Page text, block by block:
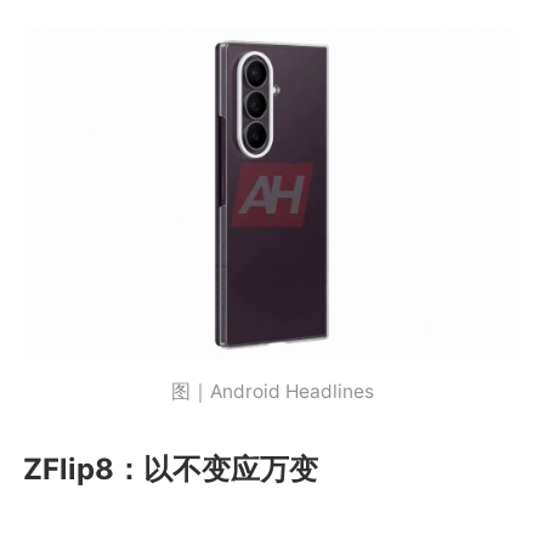
图｜Android Headlines
ZFlip8：以不变应万变